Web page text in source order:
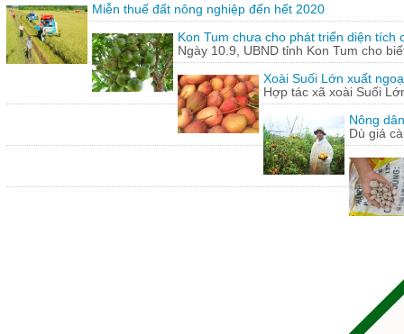
Miễn thuế đất nông nghiệp đến hết 2020
Kon Tum chưa cho phát triển diện tích
Ngày 10.9, UBND tỉnh Kon Tum cho
Xoài Suối Lớn xuất
Hợp tác xã xoài Suối
Nông
Dù giá